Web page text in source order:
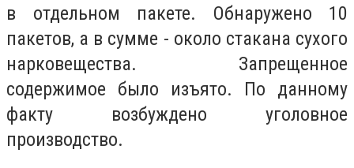
в отдельном пакете. Обнаружено 10
пакетов, а в сумме - около стакана сухого
нарковещества. Запрещенное
содержимое было изъято. По данному
факту возбуждено уголовное
производство.